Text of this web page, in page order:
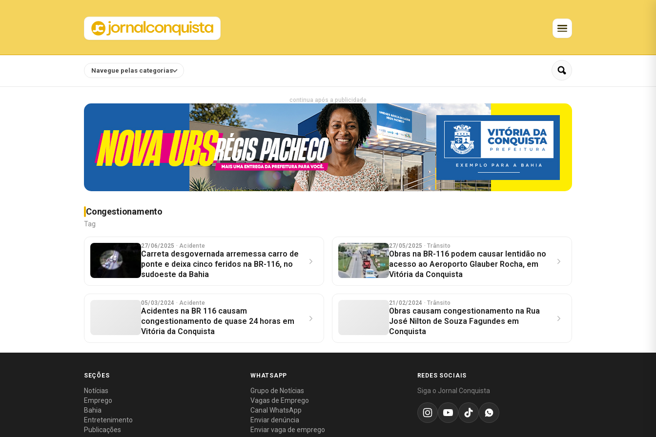
Navegue pelas categorias
continua após a publicidade
Congestionamento
Tag
27/06/2025 · Acidente
Carreta desgovernada arremessa carro de
ponte e deixa cinco feridos na BR-116, no
sudoeste da Bahia
27/05/2025 · Trânsito
Obras na BR-116 podem causar lentidão no
acesso ao Aeroporto Glauber Rocha, em
Vitória da Conquista
05/03/2024 · Acidente
Acidentes na BR 116 causam
congestionamento de quase 24 horas em
Vitória da Conquista
21/02/2024 · Trânsito
Obras causam congestionamento na Rua
José Nilton de Souza Fagundes em
Conquista
SEÇÕES
Notícias
Emprego
Bahia
Entretenimento
Publicações
WHATSAPP
Grupo de Notícias
Vagas de Emprego
Canal WhatsApp
Enviar denúncia
Enviar vaga de emprego
REDES SOCIAIS
Siga o Jornal Conquista